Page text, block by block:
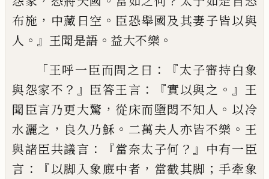
布施 ， 中藏日空 。 臣恐舉國及其妻子皆以與
人 。』 王聞是語 。 益大不樂 。
「王呼一臣而問之 曰 ：『太子審持白象
與怨家不 ？』 臣答王言 ：『實以與之 。』 王
聞臣言乃更大驚 ， 從床而墮悶不知人 。 以冷
水灑之 ， 良久乃穌 。 二萬夫人亦皆不樂 。 王
與諸臣共議言 ：『當奈太子何 ？』 中有一臣
言 ： 『以脚入象廐中者 ， 當截其脚 ； 手牽象